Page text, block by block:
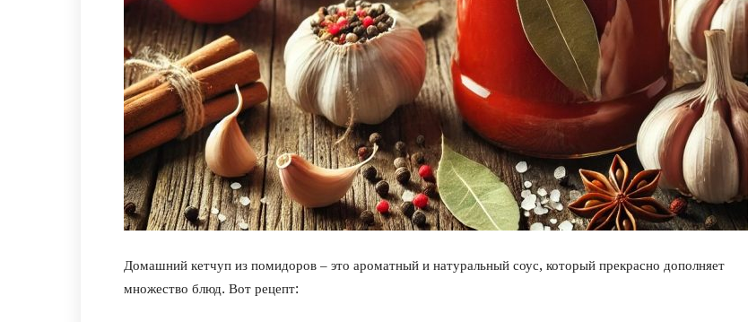
+
фото
Домашний кетчуп из помидоров – это ароматный и натуральный соус, который прекрасно дополняет
множество блюд. Вот рецепт: